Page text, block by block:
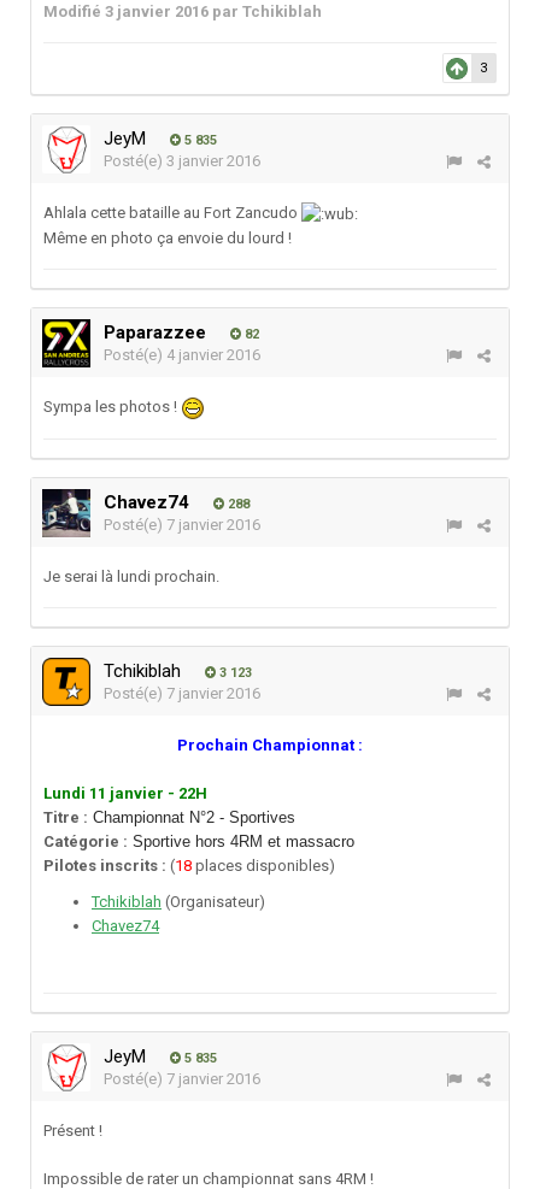
Modifié 3 janvier 2016 par Tchikiblah
3
JeyM 5 835
Posté(e) 3 janvier 2016
Ahlala cette bataille au Fort Zancudo
Même en photo ça envoie du lourd !
Paparazzee 82
Posté(e) 4 janvier 2016
Sympa les photos !
Chavez74 288
Posté(e) 7 janvier 2016
Je serai là lundi prochain.
Tchikiblah 3 123
Posté(e) 7 janvier 2016
Prochain Championnat :
Lundi 11 janvier - 22H
Titre : Championnat N°2 - Sportives
Catégorie : Sportive hors 4RM et massacro
Pilotes inscrits : (18 places disponibles)
Tchikiblah (Organisateur)
Chavez74
JeyM 5 835
Posté(e) 7 janvier 2016
Présent !
Impossible de rater un championnat sans 4RM !